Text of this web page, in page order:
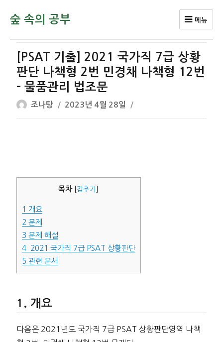
숲 속의 공부 메뉴
[PSAT 기출] 2021 국가직 7급 상황
판단 나책형 2번 민경채 나책형 12번
– 물품관리 법조문
글
쓴
조나탕
작
성
2023년 4월 28일
목차 감추기
1 개요
2 문제
3 문제 해설
42021 국가직 7급 PSAT 상황판단
5 관련 문서
개요
다음은 2021년도 국가직 7급 PSAT 상황판단영역 나책